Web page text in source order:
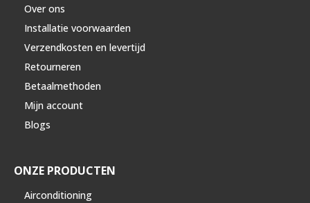
Over ons
Installatie voorwaarden
Verzendkosten en levertijd
Retourneren
Betaalmethoden
Mijn account
Blogs
ONZE PRODUCTEN
Airconditioning